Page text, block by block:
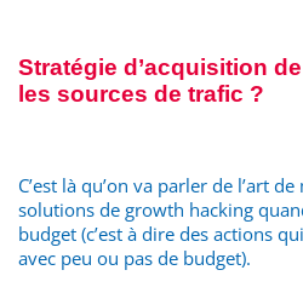
Stratégie d’acquisition
les sources de trafic ?
C’est là qu’on va parler de l’art
solutions de growth hacking
budget (c’est à dire des actions
avec peu ou pas de budget).